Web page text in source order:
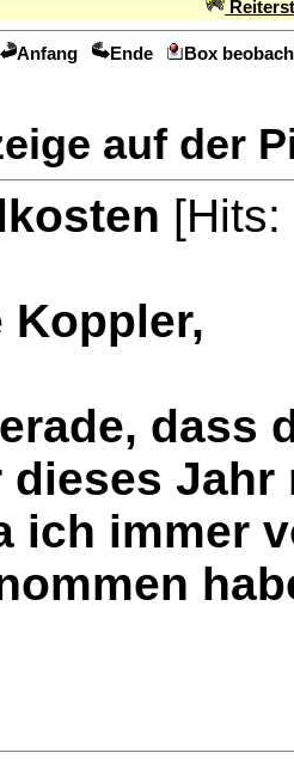
Anfang Ende Box
auf der
Koppler,
dass
dieses
ich immer